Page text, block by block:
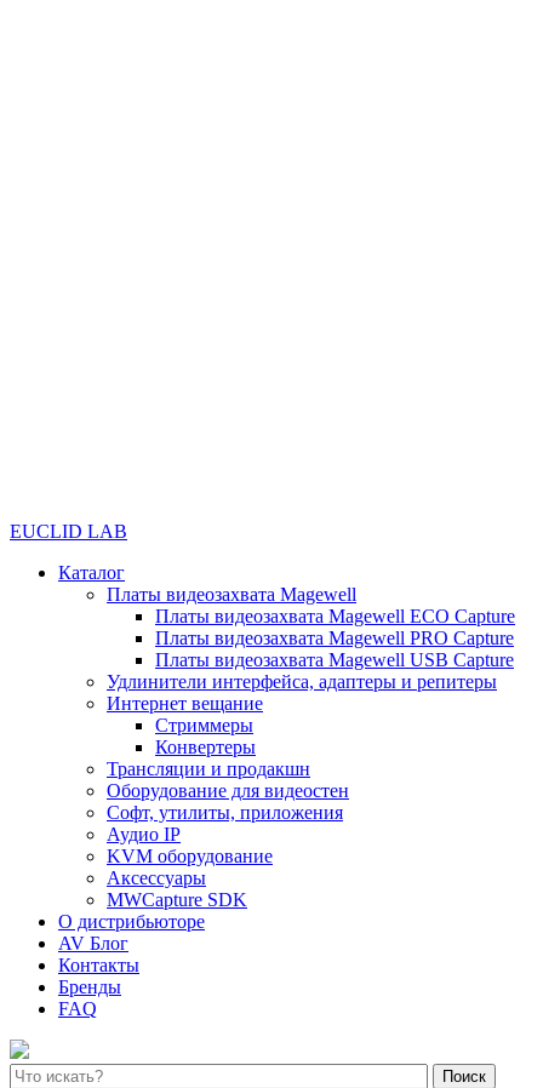
EUCLID LAB
Каталог
Платы видеозахвата Magewell
Платы видеозахвата Magewell ECO Capture
Платы видеозахвата Magewell PRO Capture
Платы видеозахвата Magewell USB Capture
Удлинители интерфейса, адаптеры и репитеры
Интернет вещание
Стриммеры
Конвертеры
Трансляции и продакшн
Оборудование для видеостен
Софт, утилиты, приложения
Аудио IP
KVM оборудование
Аксессуары
MWCapture SDK
О дистрибьюторе
AV Блог
Контакты
Бренды
FAQ
Поиск